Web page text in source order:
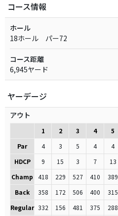
コース情報
ホール
18ホール パー72
コース距離
6,945ヤード
ヤーデージ
アウト
1 2 3 4 5
Par
4 3 5 4 4
HDCP
9 15 3 7 13
Champ
418 229 527 410 389
Back
358 172 506 400 315
Regular 332 156 481 375 288